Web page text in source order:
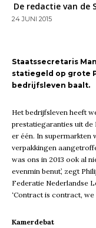
De redactie van de
24 JUNI 2015
Staatssecretaris
statiegeld op grote
bedrijfsleven baalt.
Het bedrijfsleven heeft
prestatiegaranties uit de
er één. In supermarkten
verpakkingen
was ons in 2013 ook al
evenmin benut’, zegt
Federatie Nederlandse
‘Contract is contract, we
Kamerdebat